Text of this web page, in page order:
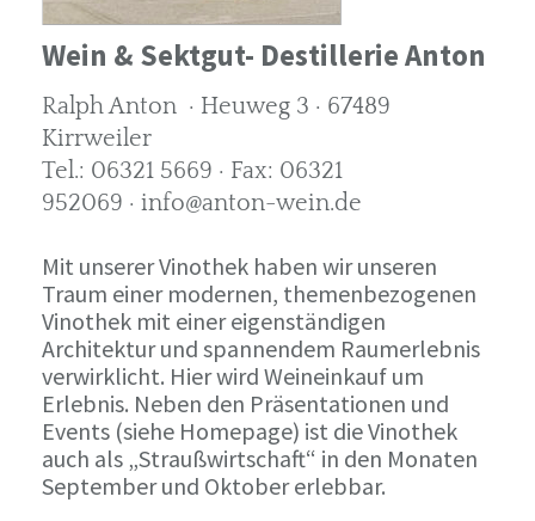
Wein & Sektgut- Destillerie Anton
Ralph Anton · Heuweg 3 · 67489
Kirrweiler
Tel.: 06321 5669 · Fax: 06321
952069 · info@anton-wein.de
Mit unserer Vinothek haben wir unseren
Traum einer modernen, themenbezogenen
Vinothek mit einer eigenständigen
Architektur und spannendem Raumerlebnis
verwirklicht. Hier wird Weineinkauf um
Erlebnis. Neben den Präsentationen und
Events (siehe Homepage) ist die Vinothek
auch als „Straußwirtschaft“ in den Monaten
September und Oktober erlebbar.